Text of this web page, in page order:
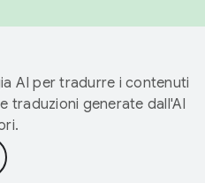
AI per tradurre i contenuti
traduzioni generate dall'AI